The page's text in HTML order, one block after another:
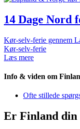
14 Dage Nord
Kør-selv-ferie gennem
Kør-selv-ferie
Læs mere
Info & viden om
Ofte stillede
Er Finland din